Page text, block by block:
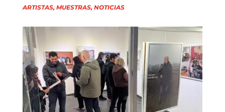
ARTISTAS, MUESTRAS, NOTICIAS